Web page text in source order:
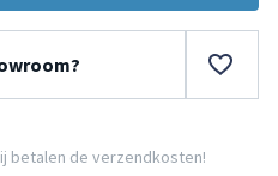
betalen de verzendkosten!